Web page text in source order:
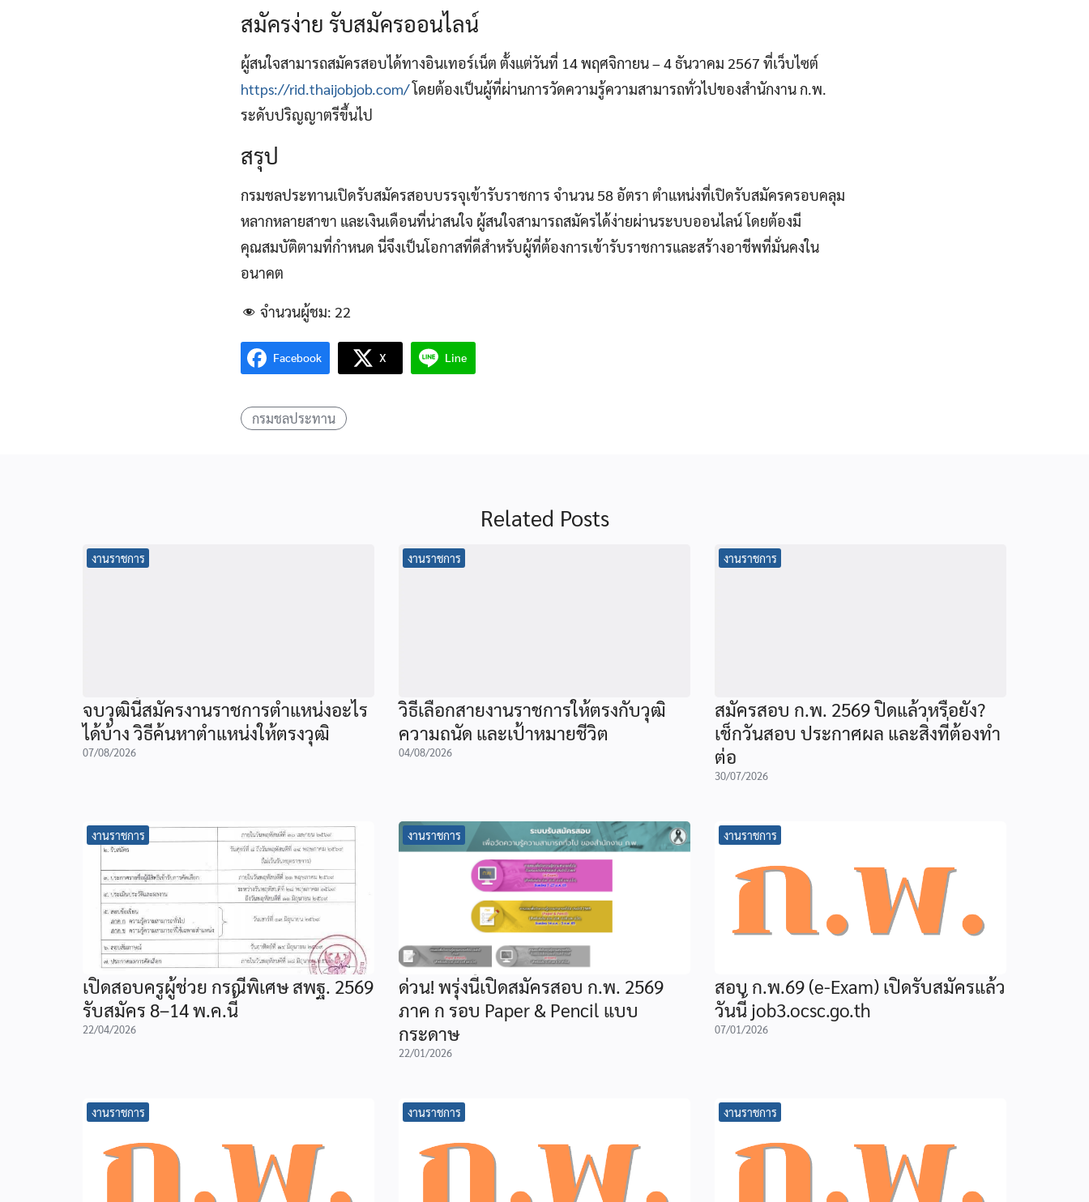
สมัครง่าย รับสมัครออนไลน์
ผู้สนใจสามารถสมัครสอบได้ทางอินเทอร์เน็ต ตั้งแต่วันที่ 14 พฤศจิกายน – 4 ธันวาคม 2567 ที่เว็บไซต์
https://rid.thaijobjob.com/โดยต้องเป็นผู้ที่ผ่านการวัดความรู้ความสามารถทั่วไปของสำนักงาน ก.พ.
ระดับปริญญาตรีขึ้นไป
สรุป
กรมชลประทานเปิดรับสมัครสอบบรรจุเข้ารับราชการ จำนวน 58 อัตรา ตำแหน่งที่เปิดรับสมัครครอบคลุม
หลากหลายสาขา และเงินเดือนที่น่าสนใจ ผู้สนใจสามารถสมัครได้ง่ายผ่านระบบออนไลน์ โดยต้องมี
คุณสมบัติตามที่กำหนด นี่จึงเป็นโอกาสที่ดีสำหรับผู้ที่ต้องการเข้ารับราชการและสร้างอาชีพที่มั่นคงใน
อนาคต
จำนวนผู้ชม: 22
Facebook X Line
กรมชลประทาน
Related Posts
งานราชการ
จบวุฒินี้สมัครงานราชการตำแหน่งอะไร
ได้บ้าง วิธีค้นหาตำแหน่งให้ตรงวุฒิ
07/08/2026
งานราชการ
วิธีเลือกสายงานราชการให้ตรงกับวุฒิ
ความถนัด และเป้าหมายชีวิต
04/08/2026
งานราชการ
สมัครสอบ ก.พ. 2569 ปิดแล้วหรือยัง?
เช็กวันสอบ ประกาศผล และสิ่งที่ต้องทำ
ต่อ
30/07/2026
งานราชการ
เปิดสอบครูผู้ช่วย กรณีพิเศษ สพฐ. 2569
รับสมัคร 8–14 พ.ค.นี้
22/04/2026
งานราชการ
ด่วน! พรุ่งนี้เปิดสมัครสอบ ก.พ. 2569
ภาค ก รอบ Paper & Pencil แบบ
กระดาษ
22/01/2026
งานราชการ
สอบ ก.พ.69 (e-Exam) เปิดรับสมัครแล้ว
วันนี้ job3.ocsc.go.th
07/01/2026
งานราชการ งานราชการ งานราชการ